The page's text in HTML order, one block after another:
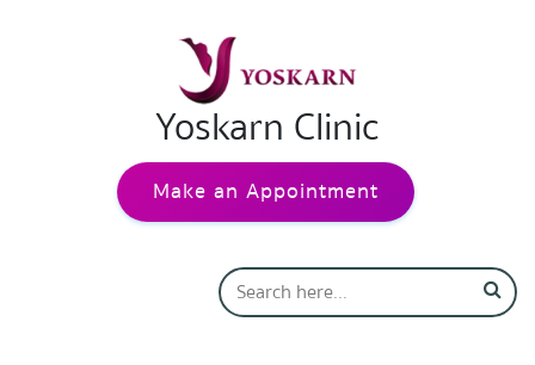
Yoskarn Clinic
Make an Appointment